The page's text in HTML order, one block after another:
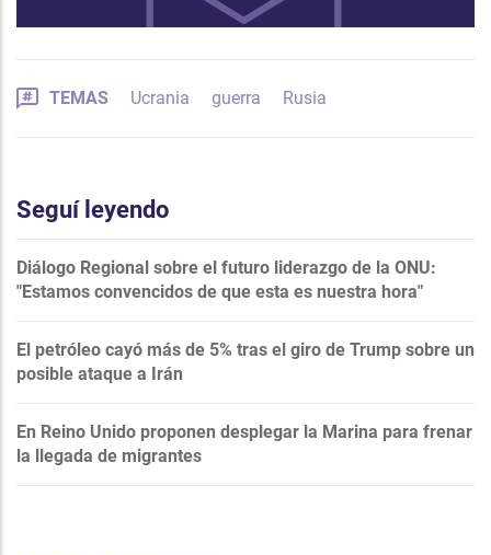
TEMAS Ucrania guerra Rusia
Seguí leyendo
Diálogo Regional sobre el futuro liderazgo de la ONU:
"Estamos convencidos de que esta es nuestra hora"
El petróleo cayó más de 5% tras el giro de Trump sobre un
posible ataque a Irán
En Reino Unido proponen desplegar la Marina para frenar
la llegada de migrantes